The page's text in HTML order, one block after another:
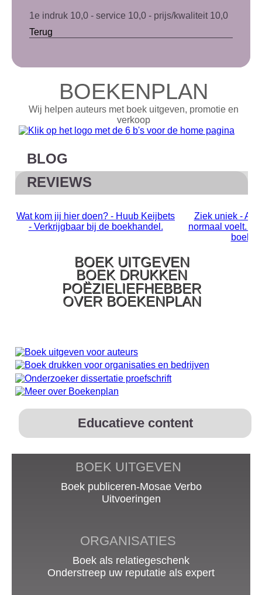
1e indruk 10,0 - service 10,0 - prijs/kwaliteit 10,0
Terug
BOEKENPLAN
Wij helpen auteurs met boek uitgeven, promotie en
verkoop
BLOG
REVIEWS
Wat kom jij hier doen? - Huub Keijbets
- Verkrijgbaar bij de boekhandel.
Ziek uniek - Als
normaal voelt.
BOEK UITGEVEN
BOEK DRUKKEN
POËZIELIEFHEBBER
OVER BOEKENPLAN
Educatieve content
BOEK UITGEVEN
Boek publiceren-Mosae Verbo
Uitvoeringen
ORGANISATIES
Boek als relatiegeschenk
Onderstreep uw reputatie als expert